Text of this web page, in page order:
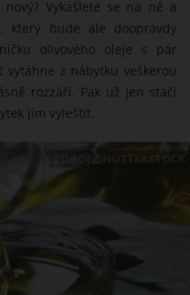
Vykašlete se na ně a
který bude ale doopravdy
olivového oleje s pár
vytáhne z nábytku veškerou
rozzáří. Pak už jen stačí
jím vyleštit.
ZDROJ: SHUTTERSTOCK